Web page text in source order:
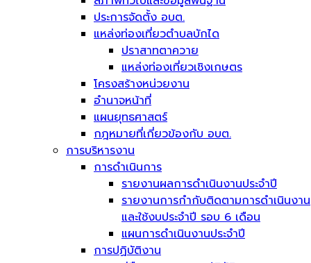
ประการจัดตั้ง อบต.
แหล่งท่องเที่ยวตำบลบักได
ปราสาทตาควาย
แหล่งท่องเที่ยวเชิงเกษตร
โครงสร้างหน่วยงาน
อำนาจหน้าที่
แผนยุทธศาสตร์
กฎหมายที่เกี่ยวข้องกับ อบต.
การบริหารงาน
การดำเนินการ
รายงานผลการดำเนินงานประจำปี
รายงานการกำกับติดตามการดำเนินงาน
และใช้งบประจำปี รอบ 6 เดือน
แผนการดำเนินงานประจำปี
การปฏิบัติงาน